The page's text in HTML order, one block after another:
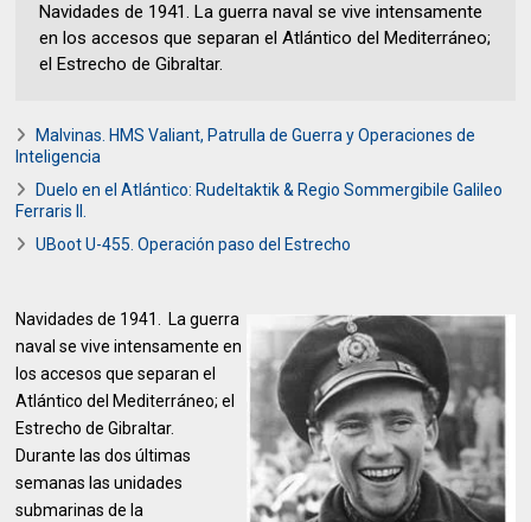
Navidades de 1941. La guerra naval se vive intensamente
en los accesos que separan el Atlántico del Mediterráneo;
el Estrecho de Gibraltar.
Malvinas. HMS Valiant, Patrulla de Guerra y Operaciones de
Inteligencia
Duelo en el Atlántico: Rudeltaktik & Regio Sommergibile Galileo
Ferraris II.
UBoot U-455. Operación paso del Estrecho
Navidades de 1941. La guerra
naval se vive intensamente en
los accesos que separan el
Atlántico del Mediterráneo; el
Estrecho de Gibraltar.
Durante las dos últimas
semanas las unidades
submarinas de la